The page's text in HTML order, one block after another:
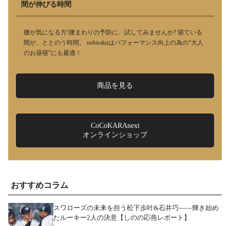
間が伸びる時間
腰が気になる方!腰まわりの予防に、試してみませんか? 寝ている
間が、ととのう時間。 nobirakuはパフォーマンス向上の為の“大人
のお昼寝”にも最適！
商品を見る
CoCoKARAnext
オンラインショップ
おすすめコラム
スワローズの未来を担う松下歩叶&石井巧――輝き始め
たルーキー2人の決意【しのの応燕レポート】